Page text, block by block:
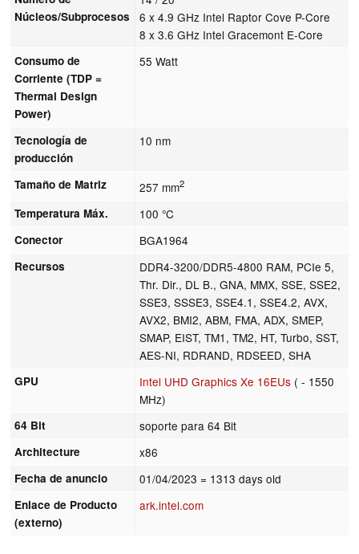
Núcleos/Subprocesos
6 x 4.9 GHz Intel Raptor Cove P-Core
8 x 3.6 GHz Intel Gracemont E-Core
Consumo de
Corriente (TDP =
Thermal Design
Power)
55 Watt
Tecnología de
producción
10 nm
Tamaño de Matriz 257 mm2
Temperatura Máx. 100 °C
Conector BGA1964
Recursos
DDR4-3200/DDR5-4800 RAM, PCIe 5,
Thr. Dir., DL B., GNA, MMX, SSE, SSE2,
SSE3, SSSE3, SSE4.1, SSE4.2, AVX,
AVX2, BMI2, ABM, FMA, ADX, SMEP,
SMAP, EIST, TM1, TM2, HT, Turbo, SST,
AES-NI, RDRAND, RDSEED, SHA
GPU Intel UHD Graphics Xe 16EUs ( - 1550
MHz)
64 Bit soporte para 64 Bit
Architecture x86
Fecha de anuncio 01/04/2023 = 1313 days old
Enlace de Producto
(externo)
ark.intel.com